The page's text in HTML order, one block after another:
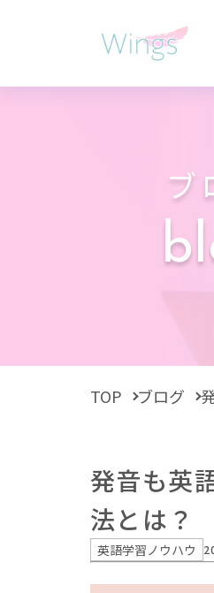
ブ
TOP ブログ
発音も英
法とは？
英語学習ノウハウ